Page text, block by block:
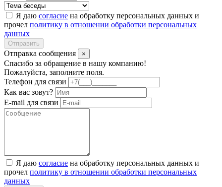
Я даю согласие на обработку персональных данных и
прочел политику в отношении обработки персональных
данных
Отправить
Отправка сообщения ×
Спасибо за обращение в нашу компанию!
Пожалуйста, заполните поля.
Телефон для связи
Как вас зовут?
E-mail для связи
Я даю согласие на обработку персональных данных и
прочел политику в отношении обработки персональных
данных